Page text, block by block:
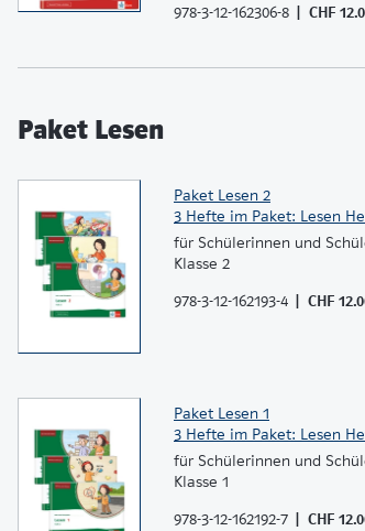
978-3-12-162306-8
CHF
Paket Lesen
Paket Lesen 2
3 Hefte im Paket: Lesen
für Schülerinnen und
Klasse 2
978-3-12-162193-4
CHF
Paket Lesen 1
3 Hefte im Paket: Lesen
für Schülerinnen und
Klasse 1
978-3-12-162192-7
CHF